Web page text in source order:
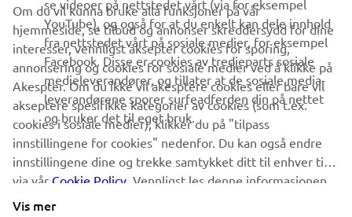
ABONNER
Les vår personvernerklæring for å lære hvordan vi behandler dine
personopplysninger:
Retningslinjer for Personvern
Norway (Norwegian)
se videoer på nettstedet vårt (via for eksempel
YouTube), og også for at du enkelt kan dele innhold
fra nettstedet vårt på sosiale medier, for eksempel
Facebook. Disse er cookies av tredjeparts sosiale
medieleverandører, og tillater at de sosiale media-
leverandørene sporer surfeadferden din på nettet
og bruker det til eget bruk.
Om du vil kunna bruke alla funksjoner på vår
hjemmeside, se tilbud og annonser skreddersydd for dine
interesser, vennligst aksepter cookies for sporing,
annonsering og cookies for sosiale medier ved å klikke på
Akespter. Om du ikke vil akesptere cookies eller bare vil
akseptere spesifikke kategorier av cookies (som t.ex.
cookies i sosiale medier), klikker du på "tilpass
innstillingene for cookies" nedenfor. Du kan også endre
innstillingene dine og trekke samtykket ditt til enhver tid
via vår Cookie Policy . Vennligst les denne informasjonen
for å lære mer om cookies vi bruker og hvordan vi
Vis mer